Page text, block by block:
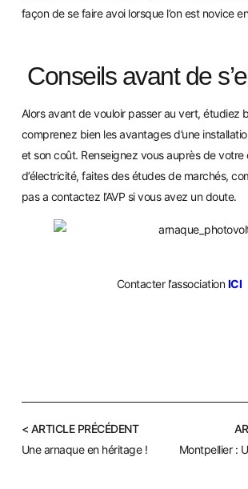
façon de se faire avoi lorsque l’on est novice
Conseils avant de
Alors avant de vouloir passer au vert, étudiez
comprenez bien les avantages d’une
et son coût. Renseignez vous auprès de
d’électricité, faites des études de marchés,
pas a contactez l’AVP si vous avez un doute.
Contacter l’associationICI
< ARTICLE PRÉCÉDENT
Une arnaque en héritage !